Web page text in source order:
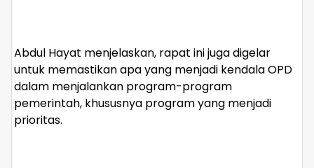
Abdul Hayat menjelaskan, rapat ini juga digelar
untuk memastikan apa yang menjadi kendala OPD
dalam menjalankan program-program
pemerintah, khususnya program yang menjadi
prioritas.